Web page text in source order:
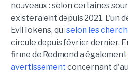
nouveaux : selon certaines
existeraient depuis 2021. L'un
EvilTokens, qui selon les
circule depuis février dernier.
firme de Redmond a également
avertissement concernant